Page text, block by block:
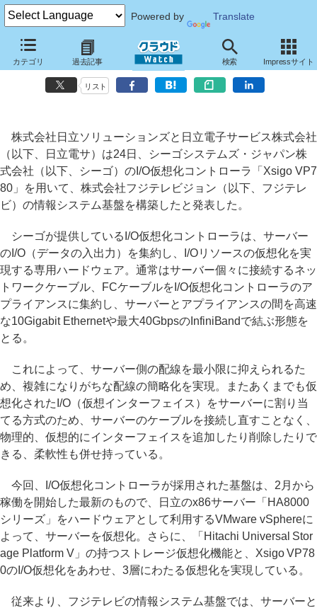
Powered by Translate
カテゴリ 過去記事 検索 Impressサイト
日立ソリューションズと日立電サ、シーゴのI/O仮想化技術でフジテレ
ビの情報システム基盤を強化
リスト
株式会社日立ソリューションズと日立電子サービス株式会社
（以下、日立電サ）は24日、シーゴシステムズ・ジャパン株
式会社（以下、シーゴ）のI/O仮想化コントローラ「Xsigo VP7
80」を用いて、株式会社フジテレビジョン（以下、フジテレ
ビ）の情報システム基盤を構築したと発表した。
シーゴが提供しているI/O仮想化コントローラは、サーバー
のI/O（データの入出力）を集約し、I/Oリソースの仮想化を実
現する専用ハードウェア。通常はサーバー個々に接続するネッ
トワークケーブル、FCケーブルをI/O仮想化コントローラのア
プライアンスに集約し、サーバーとアプライアンスの間を高速
な10Gigabit Ethernetや最大40GbpsのInfiniBandで結ぶ形態を
とる。
これによって、サーバー側の配線を最小限に抑えられるた
め、複雑になりがちな配線の簡略化を実現。またあくまでも仮
想化されたI/O（仮想インターフェイス）をサーバーに割り当
てる方式のため、サーバーのケーブルを接続し直すことなく、
物理的、仮想的にインターフェイスを追加したり削除したりで
きる、柔軟性も併せ持っている。
今回、I/O仮想化コントローラが採用された基盤は、2月から
稼働を開始した最新のもので、日立のx86サーバー「HA8000
シリーズ」をハードウェアとして利用するVMware vSphereに
よって、サーバーを仮想化。さらに、「Hitachi Universal Stor
age Platform V」の持つストレージ仮想化機能と、Xsigo VP78
0のI/O仮想化をあわせ、3層にわたる仮想化を実現している。
従来より、フジテレビの情報システム基盤では、サーバーと